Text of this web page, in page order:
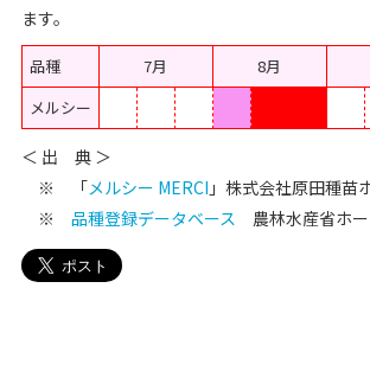
ます。
品種 7月 8月
メルシー
＜ 出 典 ＞
※ 「メルシー MERCI 」株式会社原田種苗
※ 品種登録データベース 農林水産省ホ